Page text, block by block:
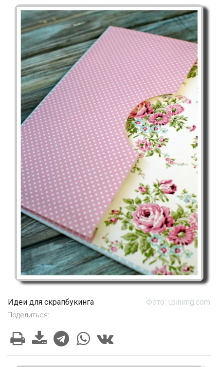
Идеи для скрапбукинга Фото: i.pinimg.com
Поделиться: